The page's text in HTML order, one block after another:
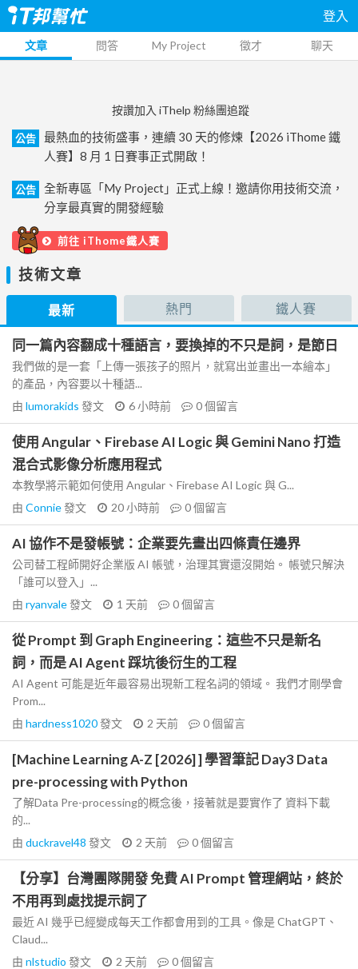
登入
文章 問答 My Project 徵才 聊天
按讚加入 iThelp 粉絲團追蹤
公告
最熱血的技術盛事，連續 30 天的修煉【2026 iThome 鐵
人賽】8 月 1 日賽事正式開啟！
公告
全新專區「My Project」正式上線！邀請你用技術交流，
分享最真實的開發經驗
前往 iThome鐵人賽
技術文章
最新 熱門 鐵人賽
同一篇內容翻成十種語言，要換掉的不只是詞，是節日
我們做的是一套「上傳一張孩子的照片，就寫出並畫出一本繪本」
的產品，內容要以十種語...
由 lumorakids 發文 6 小時前 0個留言
使用 Angular、Firebase AI Logic 與 Gemini Nano 打造
混合式影像分析應用程式
本教學將示範如何使用 Angular、Firebase AI Logic 與 G...
由 Connie發文 20 小時前 0個留言
AI 協作不是發帳號：企業要先畫出四條責任邊界
公司替工程師開好企業版 AI 帳號，治理其實還沒開始。 帳號只解決
「誰可以登入」...
由 ryanvale發文 1 天前 0個留言
從 Prompt 到 Graph Engineering：這些不只是新名
詞，而是 AI Agent 踩坑後衍生的工程
AI Agent 可能是近年最容易出現新工程名詞的領域。 我們才剛學會
Prom...
由 hardness1020發文 2 天前 0個留言
[Machine Learning A-Z [2026] ] 學習筆記 Day3 Data
pre-processing with Python
了解Data Pre-processing的概念後，接著就是要實作了 資料下載
的...
由 duckravel48 發文 2 天前 0個留言
【分享】台灣團隊開發 免費 AI Prompt 管理網站，終於
不用再到處找提示詞了
最近 AI 幾乎已經變成每天工作都會用到的工具。像是 ChatGPT、
Claud...
由 nlstudio 發文 2 天前 0個留言